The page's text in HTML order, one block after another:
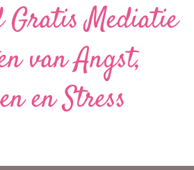
Gratis Mediatie
van Angst,
en Stress